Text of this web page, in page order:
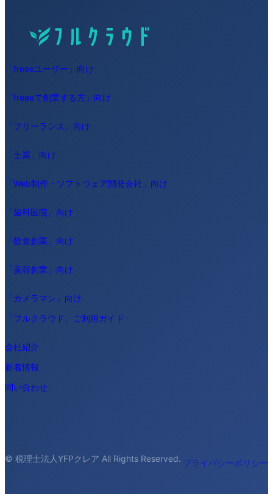
「freeeユーザー」向け
「freeeで創業する方」向け
「フリーランス」向け
「士業」向け
「Web制作・ソフトウェア開発会社」向け
「歯科医院」向け
「飲食創業」向け
「美容創業」向け
「カメラマン」向け
「フルクラウド」ご利用ガイド
会社紹介
新着情報
問い合わせ
© 税理士法人YFPクレア All Rights Reserved. プライバシーポリシー